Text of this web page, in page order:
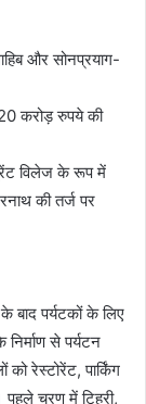
और सोनप्रयाग-
करोड़ रुपये की
विलेज के रूप में
की तर्ज पर
के बाद पर्यटकों के लिए
से पर्यटन
रेस्टोरेंट, पार्किंग
चरण में टिहरी,